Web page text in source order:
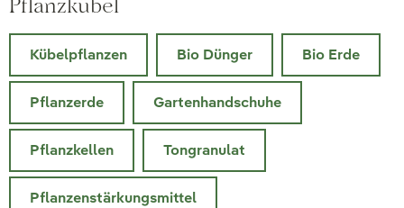
Kübelpflanzen Bio Dünger Bio Erde
Pflanzerde Gartenhandschuhe
Pflanzkellen Tongranulat
Pflanzenstärkungsmittel